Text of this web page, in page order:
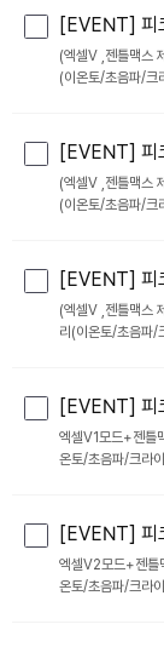
[EVENT] 피
(엑셀V ,젠틀맥스
[EVENT] 피
(엑셀V ,젠틀맥스
(이온토/초음파/
[EVENT] 피
(엑셀V ,젠틀맥스
리(이온토/초음파/
[EVENT] 피
엑셀V1모드+젠틀
온토/초음파/크라
[EVENT] 피
엑셀V2모드+젠틀
온토/초음파/크라